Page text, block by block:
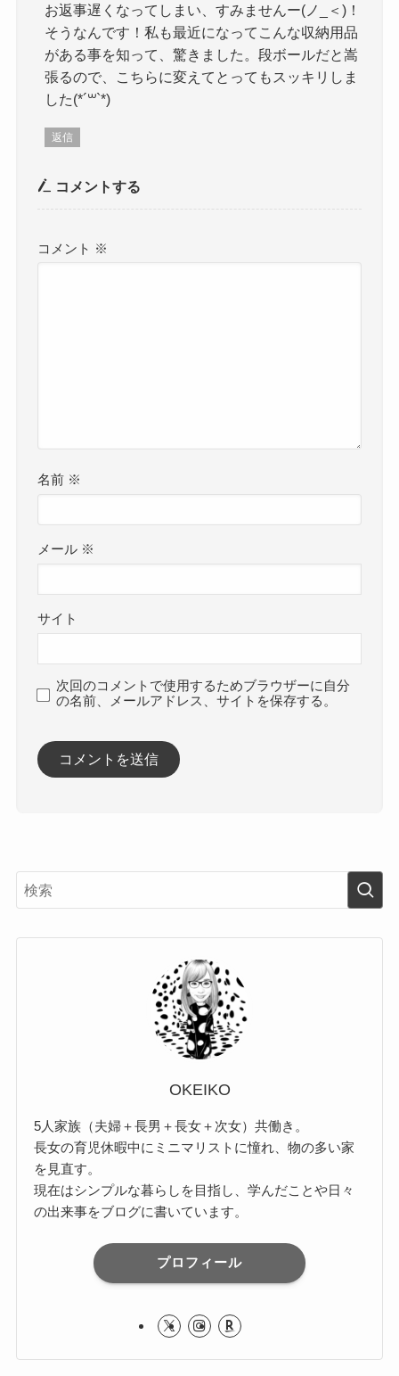
お返事遅くなってしまい、すみませんー(ノ_＜)！
そうなんです！私も最近になってこんな収納用品
がある事を知って、驚きました。段ボールだと嵩
張るので、こちらに変えてとってもスッキリしま
した(*´꒳`*)
返信
コメントする
コメント ※
名前 ※
メール ※
サイト
次回のコメントで使用するためブラウザーに自分
の名前、メールアドレス、サイトを保存する。
OKEIKO
5人家族（夫婦＋長男＋長女＋次女）共働き。
長女の育児休暇中にミニマリストに憧れ、物の多い家
を見直す。
現在はシンプルな暮らしを目指し、学んだことや日々
の出来事をブログに書いています。
プロフィール